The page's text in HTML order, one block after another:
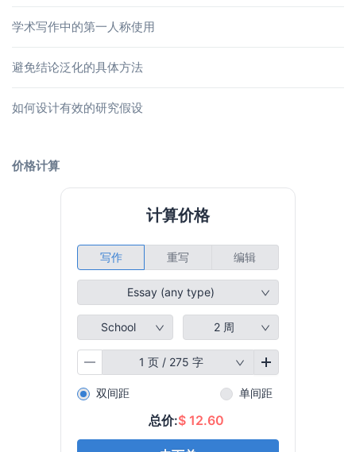
学术写作中的第一人称使用
避免结论泛化的具体方法
如何设计有效的研究假设
价格计算